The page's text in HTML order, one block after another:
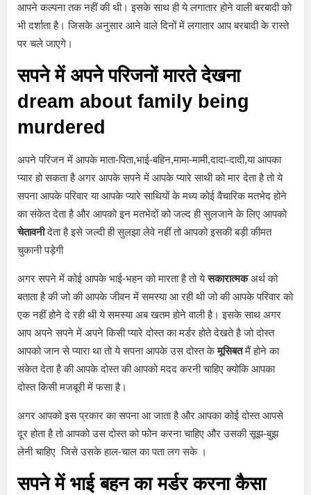
आपने कल्पना तक नहीं की थी। इसके साथ ही ये लगातार होने वाली बरबादी को
भी दर्शाता है। जिसके अनुसार आने वाले दिनों में लगातार आप बरबादी के रास्ते
पर चले जाएगे।
सपने में अपने परिजनों मारते देखना
dream about family being
murdered
अपने परिजन में आपके माता-पिता,भाई-बहिन,मामा-मामी,दादा-दादी,या आपका
प्यार हो सकता है अगर आपके सपने में आपके प्यारे साथी को मार देता है तो ये
सपना आपके परिवार या आपके प्यारे साथियों के मध्य कोई वैचारिक मतभेद होने
का संकेत देता है और आपको इन मतभेदों को जल्द ही सुलजाने के लिए आपको
चेतावनीदेता है इसे जल्दी ही सुलझा लेवे नहीं तो आपको इसकी बड़ी कीमत
चुकानी पड़ेगी
अगर सपने में कोई आपके भाई-भहन को मारता है तो येसकारात्मकअर्थ को
बताता है की जो की आपके जीवन में समस्या आ रही थी जो की आपके परिवार को
एक नहीं होने दे रही थी ये समस्या अब खतम होने वाली है। इसके साथ अगर
आप अपने सपने में अपने किसी प्यारे दोस्त का मर्डर होते देखते है जो दोस्त
आपको जान से प्यारा था तो ये सपना आपके उस दोस्त केमूसिबतमैं होने का
संकेत देता है की आपके दोस्त की आपको मदद करनी चाहिए क्योकि आपका
दोस्त किसी मजबूरी में फसा है।
अगर आपको इस प्रकार का सपना आ जाता है और आपका कोई दोस्त आपसे
दूर होता है तो आपको उस दोस्त को फोन करना चाहिए और उसकी सूझ-बुझ
लेनी चाहिए जिसे उसके हाल-चाल का पता लग सके ।
सपने में भाई बहन का मर्डर करना कैसा